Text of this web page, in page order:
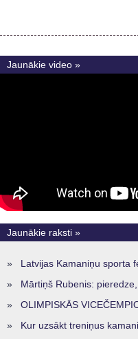
Jaunākie video »
Jaunākie raksti »
» Latvijas Kamaniņu sporta federācijā
» Mārtiņš Rubenis: pieredze, ceļš
» OLIMPISKĀS VICEČEMPIONES
» Kur uzsākt treniņus kamaniņu sportā